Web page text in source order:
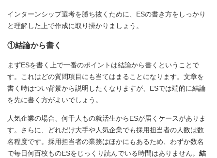
インターンシップ選考を勝ち抜くために、ESの書き方をしっかり
と理解した上で作成に取り掛かりましょう。
①結論から書く
まずESを書く上で一番のポイントは結論から書くということで
す。これはどの質問項目にも当てはまることになります。文章を
書く時はつい背景から説明したくなりますが、ESでは端的に結論
を先に書く方がよいでしょう。
人気企業の場合、何千人もの就活生からESが届くケースがありま
す。さらに、どれだけ大手や人気企業でも採用担当者の人数は数
名程度です。採用担当者の業務はほかにもあるため、わずか数名
で毎日何百枚ものESをじっくり読んでいる時間はありません。 結